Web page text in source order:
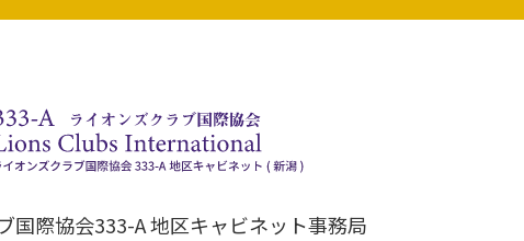
国際協会333-A 地区キャビネット事務局